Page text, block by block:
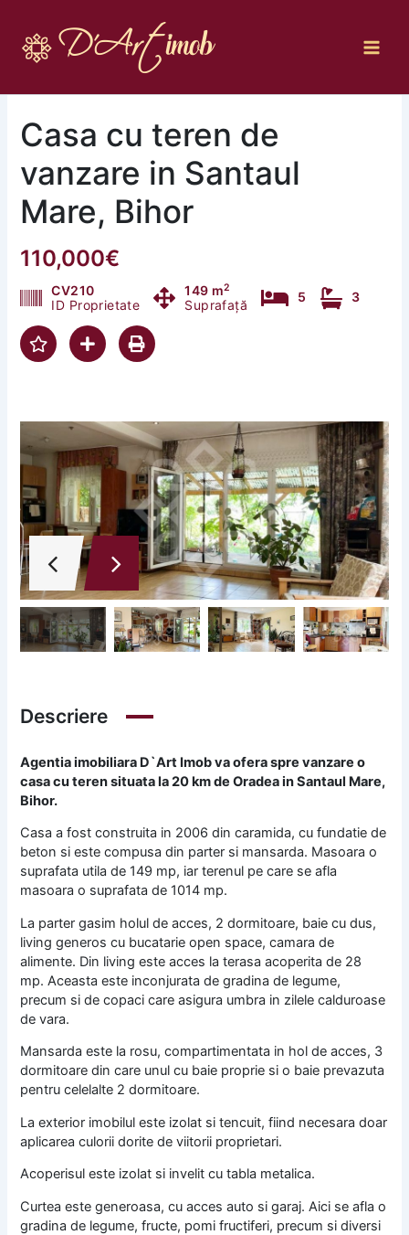
content
Casa cu teren de
vanzare in Santaul
Mare, Bihor
110,000€
CV210
ID Proprietate
149 m2
Suprafață
5 3
Descriere
Agentia imobiliara D`Art Imob va ofera spre vanzare o
casa cu teren situata la 20 km de Oradea in Santaul Mare,
Bihor.
Casa a fost construita in 2006 din caramida, cu fundatie de
beton si este compusa din parter si mansarda. Masoara o
suprafata utila de 149 mp, iar terenul pe care se afla
masoara o suprafata de 1014 mp.
La parter gasim holul de acces, 2 dormitoare, baie cu dus,
living generos cu bucatarie open space, camara de
alimente. Din living este acces la terasa acoperita de 28
mp. Aceasta este inconjurata de gradina de legume,
precum si de copaci care asigura umbra in zilele calduroase
de vara.
Mansarda este la rosu, compartimentata in hol de acces, 3
dormitoare din care unul cu baie proprie si o baie prevazuta
pentru celelalte 2 dormitoare.
La exterior imobilul este izolat si tencuit, fiind necesara doar
aplicarea culorii dorite de viitorii proprietari.
Acoperisul este izolat si invelit cu tabla metalica.
Curtea este generoasa, cu acces auto si garaj. Aici se afla o
gradina de legume, fructe, pomi fructiferi, precum si diversi